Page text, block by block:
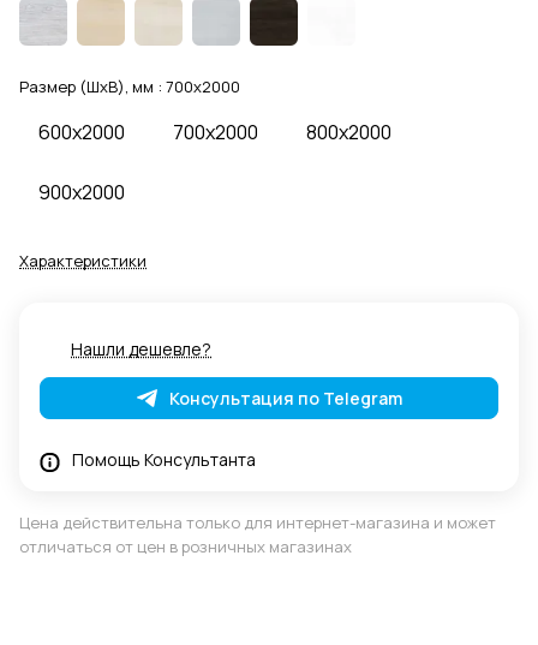
Размер (ШхВ), мм : 700x2000
600x2000 700x2000 800x2000
900x2000
Характеристики
Нашли дешевле?
Консультация по Telegram
Помощь Консультанта
Цена действительна только для интернет-магазина и может
отличаться от цен в розничных магазинах